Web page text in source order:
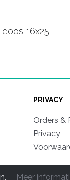
16x25
PRIVACY
Orders &
Privacy
luxe
Meer